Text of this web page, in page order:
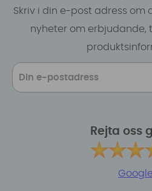
Skriv i din e-post adress om
nyheter om erbjudande,
Rejta oss
Google